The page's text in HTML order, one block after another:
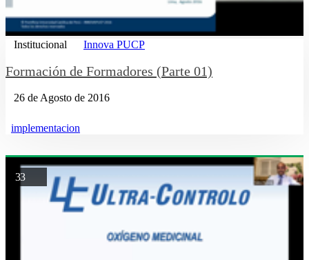
Institucional Innova PUCP
Formación de Formadores (Parte 01)
26 de Agosto de 2016
implementacion
33